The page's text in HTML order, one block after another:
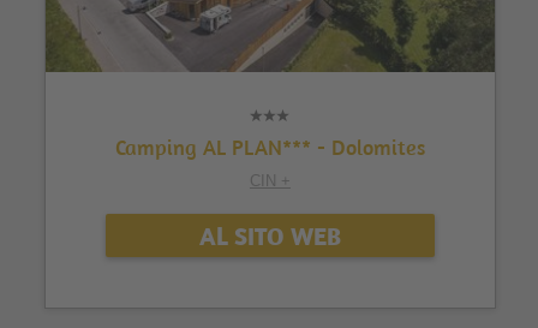
Camping AL PLAN*** - Dolomites
CIN +
AL SITO WEB